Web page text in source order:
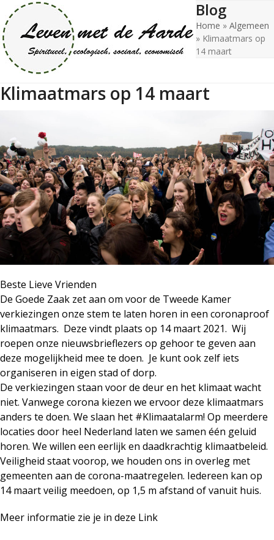
Skip
to
content
Open
mobile
menu
Close
mobile
menu
Blog
Home » Algemeen
» Klimaatmars op
14 maart
Klimaatmars op 14 maart
Beste Lieve Vrienden
De Goede Zaak zet aan om voor de Tweede Kamer
verkiezingen onze stem te laten horen in een coronaproof
klimaatmars. Deze vindt plaats op 14 maart 2021. Wij
roepen onze nieuwsbrieflezers op gehoor te geven aan
deze mogelijkheid mee te doen. Je kunt ook zelf iets
organiseren in eigen stad of dorp.
De verkiezingen staan voor de deur en het klimaat wacht
niet. Vanwege corona kiezen we ervoor deze klimaatmars
anders te doen. We slaan het #Klimaatalarm! Op meerdere
locaties door heel Nederland laten we samen één geluid
horen. We willen een eerlijk en daadkrachtig klimaatbeleid.
Veiligheid staat voorop, we houden ons in overleg met
gemeenten aan de corona-maatregelen. Iedereen kan op
14 maart veilig meedoen, op 1,5 m afstand of vanuit huis.
Meer informatie zie je in deze Link